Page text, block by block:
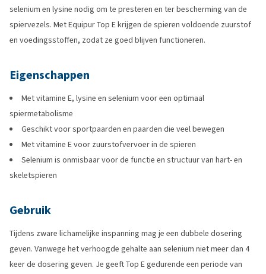
selenium en lysine nodig om te presteren en ter bescherming van de
spiervezels. Met Equipur Top E krijgen de spieren voldoende zuurstof
en voedingsstoffen, zodat ze goed blijven functioneren.
Eigenschappen
Met vitamine E, lysine en selenium voor een optimaal
spiermetabolisme
Geschikt voor sportpaarden en paarden die veel bewegen
Met vitamine E voor zuurstofvervoer in de spieren
Selenium is onmisbaar voor de functie en structuur van hart- en
skeletspieren
Gebruik
Tijdens zware lichamelijke inspanning mag je een dubbele dosering
geven. Vanwege het verhoogde gehalte aan selenium niet meer dan 4
keer de dosering geven. Je geeft Top E gedurende een periode van